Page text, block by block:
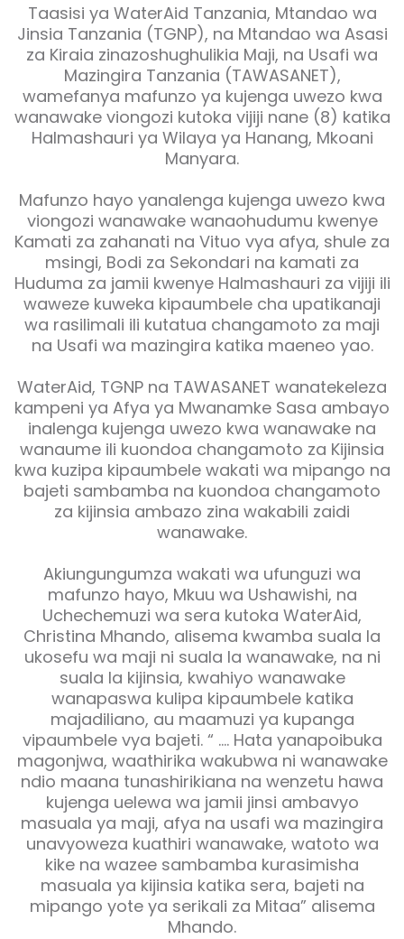
Taasisi ya WaterAid Tanzania, Mtandao wa
Jinsia Tanzania (TGNP), na Mtandao wa Asasi
za Kiraia zinazoshughulikia Maji, na Usafi wa
Mazingira Tanzania (TAWASANET),
wamefanya mafunzo ya kujenga uwezo kwa
wanawake viongozi kutoka vijiji nane (8) katika
Halmashauri ya Wilaya ya Hanang, Mkoani
Manyara.
Mafunzo hayo yanalenga kujenga uwezo kwa
viongozi wanawake wanaohudumu kwenye
Kamati za zahanati na Vituo vya afya, shule za
msingi, Bodi za Sekondari na kamati za
Huduma za jamii kwenye Halmashauri za vijiji ili
waweze kuweka kipaumbele cha upatikanaji
wa rasilimali ili kutatua changamoto za maji
na Usafi wa mazingira katika maeneo yao.
WaterAid, TGNP na TAWASANET wanatekeleza
kampeni ya Afya ya Mwanamke Sasa ambayo
inalenga kujenga uwezo kwa wanawake na
wanaume ili kuondoa changamoto za Kijinsia
kwa kuzipa kipaumbele wakati wa mipango na
bajeti sambamba na kuondoa changamoto
za kijinsia ambazo zina wakabili zaidi
wanawake.
Akiungungumza wakati wa ufunguzi wa
mafunzo hayo, Mkuu wa Ushawishi, na
Uchechemuzi wa sera kutoka WaterAid,
Christina Mhando, alisema kwamba suala la
ukosefu wa maji ni suala la wanawake, na ni
suala la kijinsia, kwahiyo wanawake
wanapaswa kulipa kipaumbele katika
majadiliano, au maamuzi ya kupanga
vipaumbele vya bajeti. “ …. Hata yanapoibuka
magonjwa, waathirika wakubwa ni wanawake
ndio maana tunashirikiana na wenzetu hawa
kujenga uelewa wa jamii jinsi ambavyo
masuala ya maji, afya na usafi wa mazingira
unavyoweza kuathiri wanawake, watoto wa
kike na wazee sambamba kurasimisha
masuala ya kijinsia katika sera, bajeti na
mipango yote ya serikali za Mitaa” alisema
Mhando.